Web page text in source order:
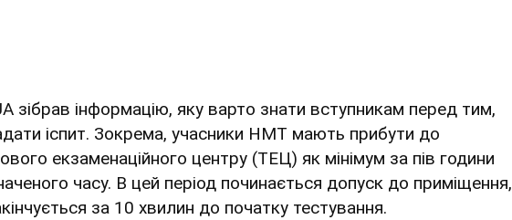
зібрав інформацію, яку варто знати вступникам перед тим,
іспит. Зокрема, учасники НМТ мають прибути до
екзаменаційного центру (ТЕЦ) як мінімум за пів години
часу. В цей період починається допуск до приміщення,
за 10 хвилин до початку тестування.